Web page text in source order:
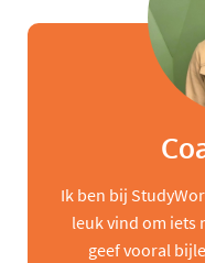
Ik ben bij
leuk vind om iets
geef vooral